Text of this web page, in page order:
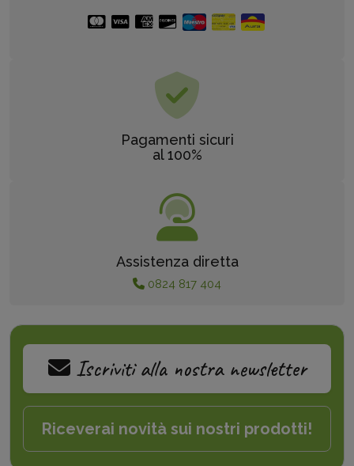
Pagamenti sicuri
al 100%
Assistenza diretta
0824 817 404
Iscriviti alla nostra newsletter
Riceverai novità sui nostri prodotti!